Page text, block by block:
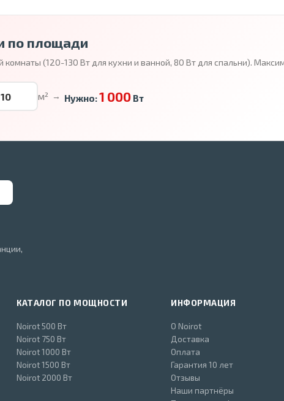
по площади
(120-130 Вт для кухни и ванной, 80 Вт для спальни).
м² → Нужно:1 000Вт
КАТАЛОГ ПО МОЩНОСТИ
Noirot 500 Вт
Noirot 750 Вт
Noirot 1000 Вт
Noirot 1500 Вт
Noirot 2000 Вт
ИНФОРМАЦИЯ
О Noirot
Доставка
Оплата
Гарантия 10 лет
Отзывы
Наши партнёры